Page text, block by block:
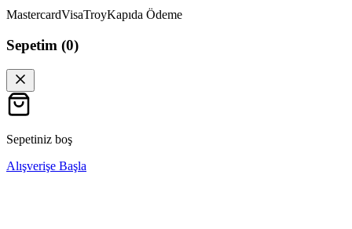
MastercardVisaTroyKapıda Ödeme
Sepetim (0)
Sepetiniz boş
Alışverişe Başla